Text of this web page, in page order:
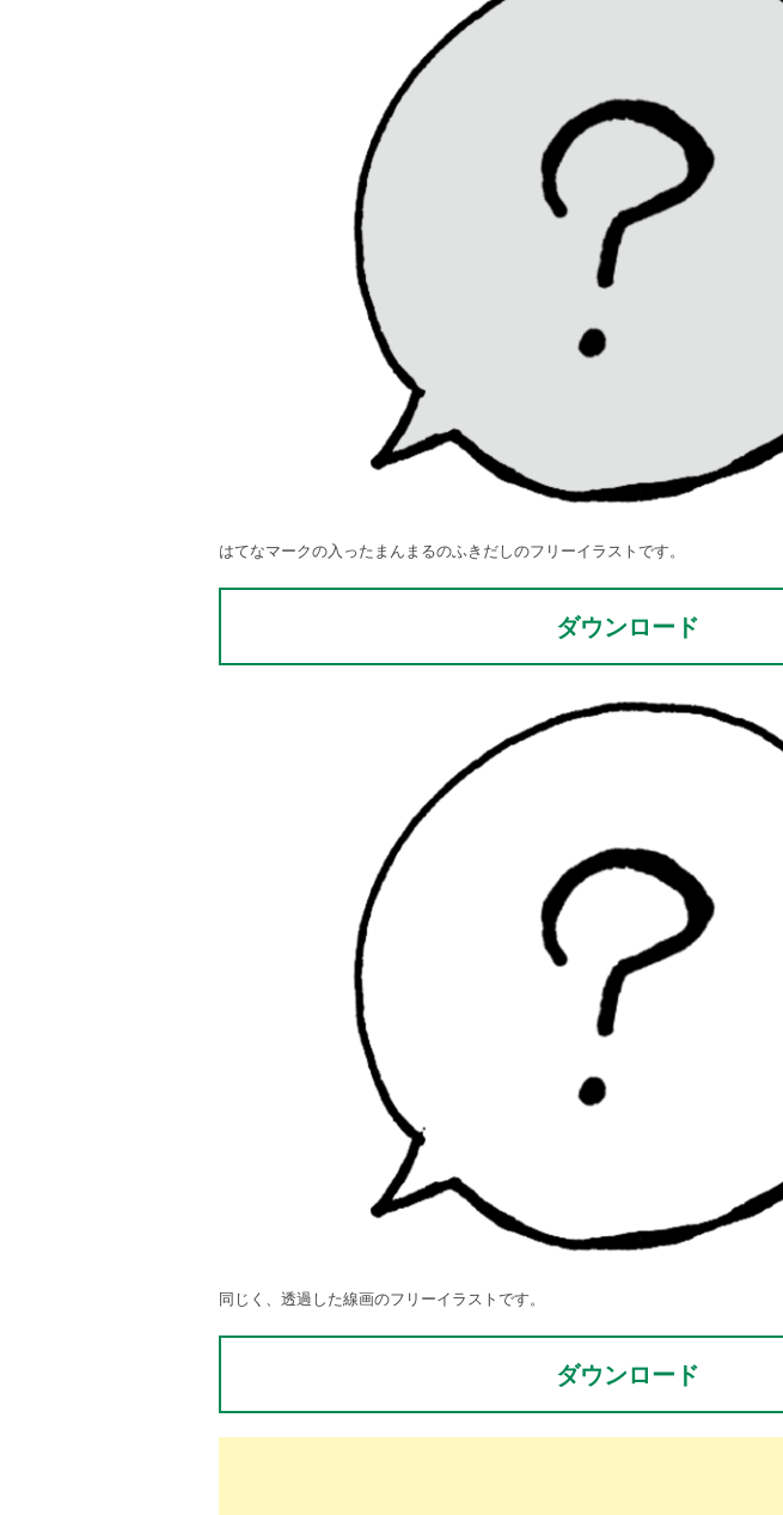
はてなマークの入ったまんまるのふきだしのフリーイラストです。
ダウンロード
同じく、透過した線画のフリーイラストです。
ダウンロード